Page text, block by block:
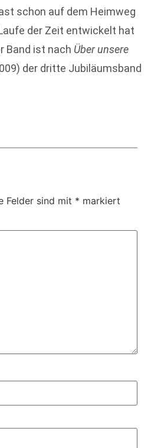
schon auf dem Heimweg
der Zeit entwickelt hat
Band ist nach Über unsere
der dritte Jubiläumsband
Felder sind mit * markiert